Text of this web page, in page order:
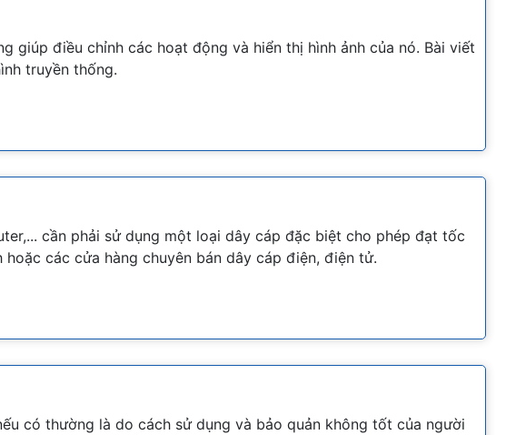
giúp điều chỉnh các hoạt động và hiển thị hình ảnh của nó. Bài viết
truyền thống.
cần phải sử dụng một loại dây cáp đặc biệt cho phép đạt tốc
các cửa hàng chuyên bán dây cáp điện, điện tử.
có thường là do cách sử dụng và bảo quản không tốt của người